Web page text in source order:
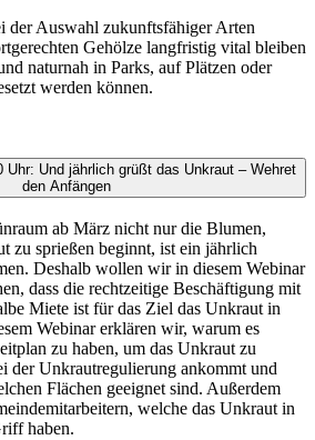
der Auswahl zukunftsfähiger Arten
Gehölze langfristig vital bleiben
naturnah in Parks, auf Plätzen oder
werden können.
Uhr: Und jährlich grüßt das Unkraut – Wehret
den Anfängen
ab März nicht nur die Blumen,
zu sprießen beginnt, ist ein jährlich
Deshalb wollen wir in diesem Webinar
dass die rechtzeitige Beschäftigung mit
Miete ist für das Ziel das Unkraut in
Webinar erklären wir, warum es
zu haben, um das Unkraut zu
der Unkrautregulierung ankommt und
Flächen geeignet sind. Außerdem
welche das Unkraut in
haben.